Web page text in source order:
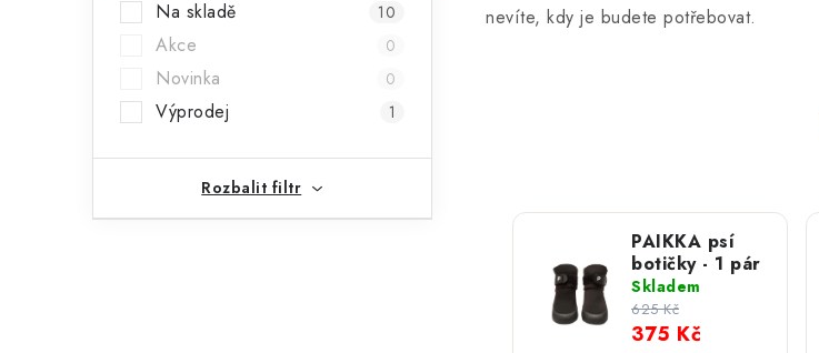
í
a
Na skladě
10
Akce 0
Novinka 0
Výprodej 1
Rozbalit filtr
nevíte, kdy je budete potřebovat.
PAIKKA psí
botičky - 1 pár
Skladem
375 Kč
625 Kč